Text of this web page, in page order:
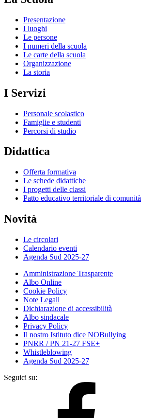
Presentazione
I luoghi
Le persone
I numeri della scuola
Le carte della scuola
Organizzazione
La storia
I Servizi
Personale scolastico
Famiglie e studenti
Percorsi di studio
Didattica
Offerta formativa
Le schede didattiche
I progetti delle classi
Patto educativo territoriale di comunità
Novità
Le circolari
Calendario eventi
Agenda Sud 2025-27
Amministrazione Trasparente
Albo Online
Cookie Policy
Note Legali
Dichiarazione di accessibilità
Albo sindacale
Privacy Policy
Il nostro Istituto dice NOBullying
PNRR / PN 21-27 FSE+
Whistleblowing
Agenda Sud 2025-27
Seguici su: